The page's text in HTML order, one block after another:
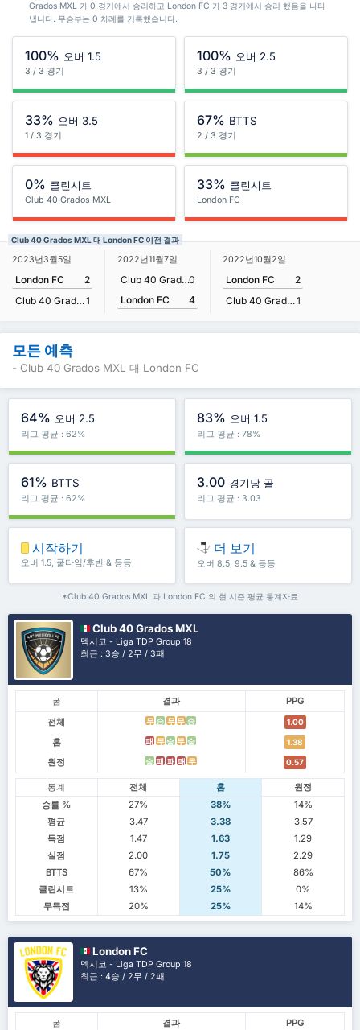
Grados MXL 가 0 경기에서 승리하고 London FC 가 3 경기에서 승리 했음을 나타
냅니다. 무승부는 0 차례를 기록했습니다.
100% 오버 1.5
3 / 3 경기
100% 오버 2.5
3 / 3 경기
33% 오버 3.5
1 / 3 경기
67% BTTS
2 / 3 경기
0% 클린시트
Club 40 Grados MXL
33% 클린시트
London FC
Club 40 Grados MXL 대 London FC 이전 결과
2023년3월5일
London FC
2
Club 40 Grados MXL1
2022년11월7일
Club 40 Grados MXL0
London FC
4
2022년10월2일
London FC
2
Club 40 Grados MXL1
모든 예측
- Club 40 Grados MXL 대 London FC
64% 오버 2.5
리그 평균 : 62%
83% 오버 1.5
리그 평균 : 78%
61% BTTS
리그 평균 : 62%
3.00 경기당 골
리그 평균 : 3.03
시작하기
오버 1.5, 풀타임/후반 & 등등
더 보기
오버 8.5, 9.5 & 등등
*Club 40 Grados MXL 과 London FC 의 현 시즌 평균 통계자료
Club 40 Grados MXL
멕시코 - Liga TDP Group 18
최근 : 3승 / 2무 / 3패
폼 결과
PPG
전체
무 승 무 무 승 1.00
홈 패 무 승 무 승 1.38
원정 승 패 패 패 무 0.57
통계 전체 홈
원정
승률 %
27% 38%
14%
평균
3.47 3.38
3.57
득점
1.47 1.63
1.29
실점
2.00 1.75
2.29
BTTS
67% 50%
86%
클린시트
13% 25%
0%
무득점
20% 25% 14%
London FC
멕시코 - Liga TDP Group 18
최근 : 4승 / 2무 / 2패
폼 결과
PPG